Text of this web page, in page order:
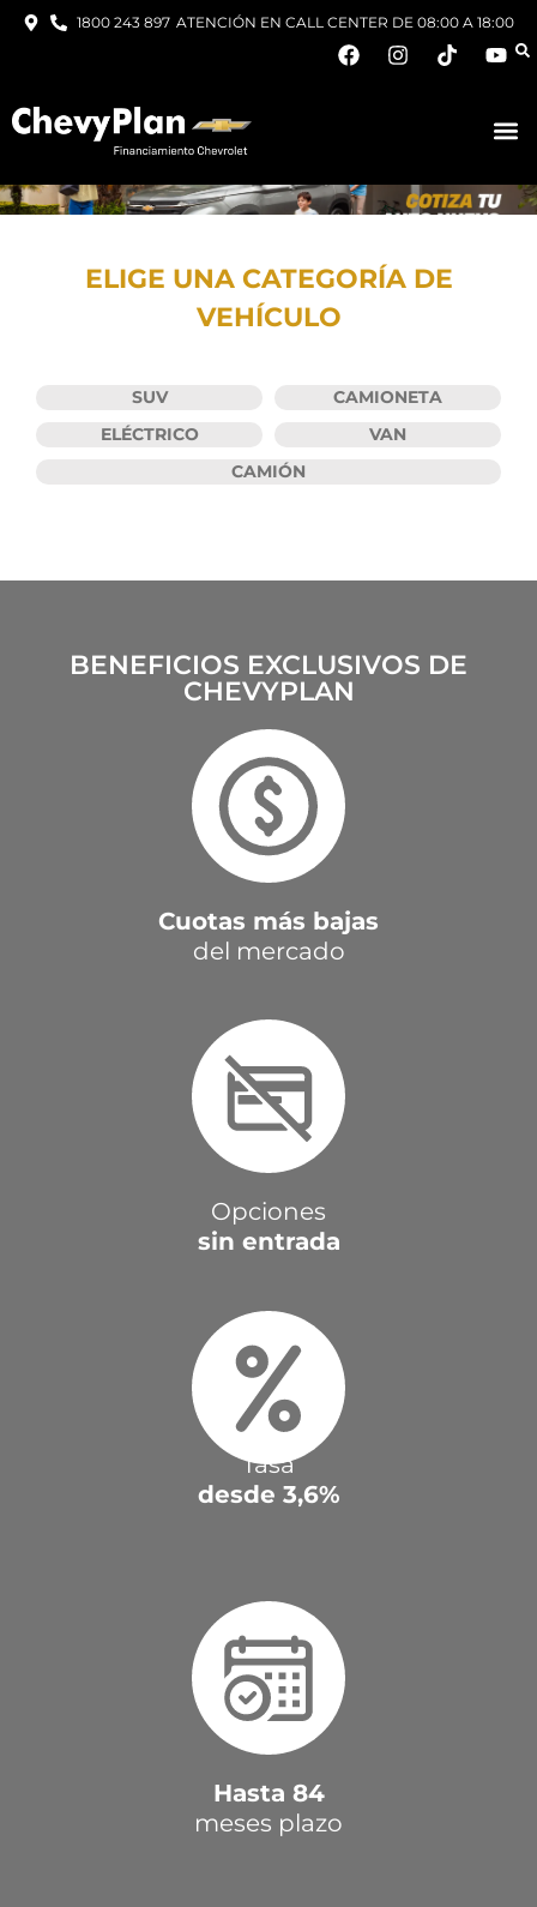
1800 243 897 ATENCIÓN EN CALL CENTER DE 08:00 A 18:00
ELIGE UNA CATEGORÍA DE
VEHÍCULO
SUV
CAMIONETA
ELÉCTRICO
VAN
CAMIÓN
BENEFICIOS EXCLUSIVOS DE
CHEVYPLAN
Cuotas más bajas
del mercado
Opciones
sin entrada
Tasa
desde 3,6%
Hasta 84
meses plazo